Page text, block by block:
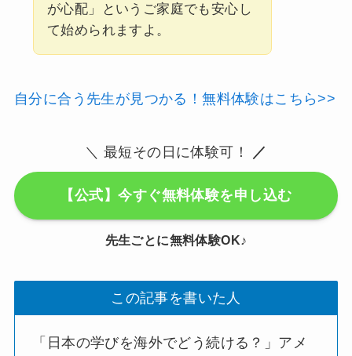
が心配」というご家庭でも安心し
て始められますよ。
自分に合う先生が見つかる！無料体験はこちら>>
＼ 最短その日に体験可！ ／
【公式】今すぐ無料体験を申し込む
先生ごとに無料体験OK♪
この記事を書いた人
「日本の学びを海外でどう続ける？」アメ